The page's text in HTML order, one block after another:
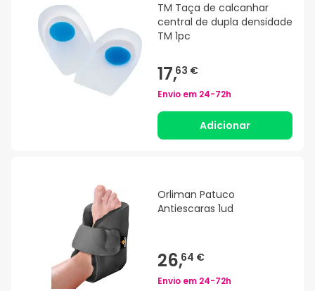
TM Taça de calcanhar
central de dupla densidade
TM 1pc
17,63 €
Envio em 24-72h
Adicionar
Orliman Patuco
Antiescaras 1ud
26,64 €
Envio em 24-72h